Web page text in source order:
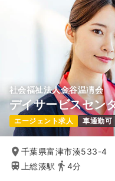
社会福祉法人金谷温凊会
デイサービスセン
エージェント求人 車通勤可
千葉県富津市湊533-4
上総湊駅
4分